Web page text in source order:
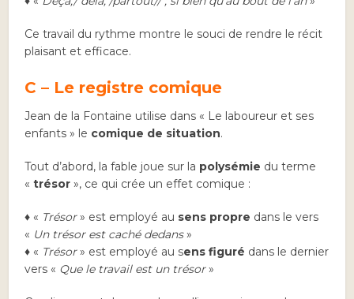
Ce travail du rythme montre le souci de rendre le récit
plaisant et efficace.
C – Le registre comique
Jean de la Fontaine utilise dans « Le laboureur et ses
enfants » le comique de situation.
Tout d’abord, la fable joue sur la polysémie du terme
«trésor », ce qui crée un effet comique :
♦ « Trésor» est employé au sens propre dans le vers
« Un trésor est caché dedans»
♦ « Trésor» est employé au sens figuré dans le dernier
vers « Que le travail est un trésor»